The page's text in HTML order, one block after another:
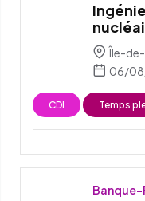
Île-de-
06/
CDI Temps
Banque-